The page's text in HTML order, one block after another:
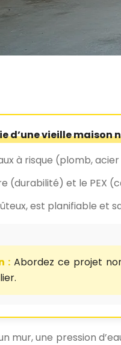
d’une vieille
à risque (plomb,
(durabilité) et le PEX
est planifiable et
: Abordez ce projet
mur, une pression